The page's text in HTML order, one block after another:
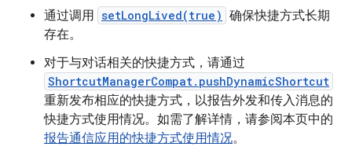
通过调用 setLongLived(true) 确保快捷方式长期
存在。
对于与对话相关的快捷方式，请通过
ShortcutManagerCompat.pushDynamicShortcut
重新发布相应的快捷方式，以报告外发和传入消息的
快捷方式使用情况。如需了解详情，请参阅本页中的
报告通信应用的快捷方式使用情况。